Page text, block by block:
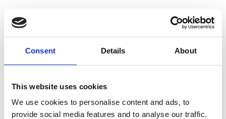
Consent Details About
This website uses cookies
We use cookies to personalise content and ads, to
provide social media features and to analyse our traffic.